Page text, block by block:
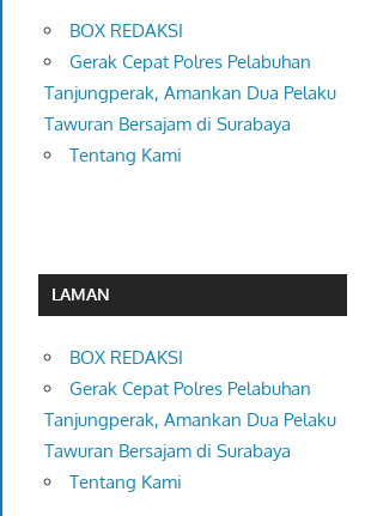
BOX REDAKSI
Gerak Cepat Polres Pelabuhan
Tanjungperak, Amankan Dua Pelaku
Tawuran Bersajam di Surabaya
Tentang Kami
LAMAN
BOX REDAKSI
Gerak Cepat Polres Pelabuhan
Tanjungperak, Amankan Dua Pelaku
Tawuran Bersajam di Surabaya
Tentang Kami